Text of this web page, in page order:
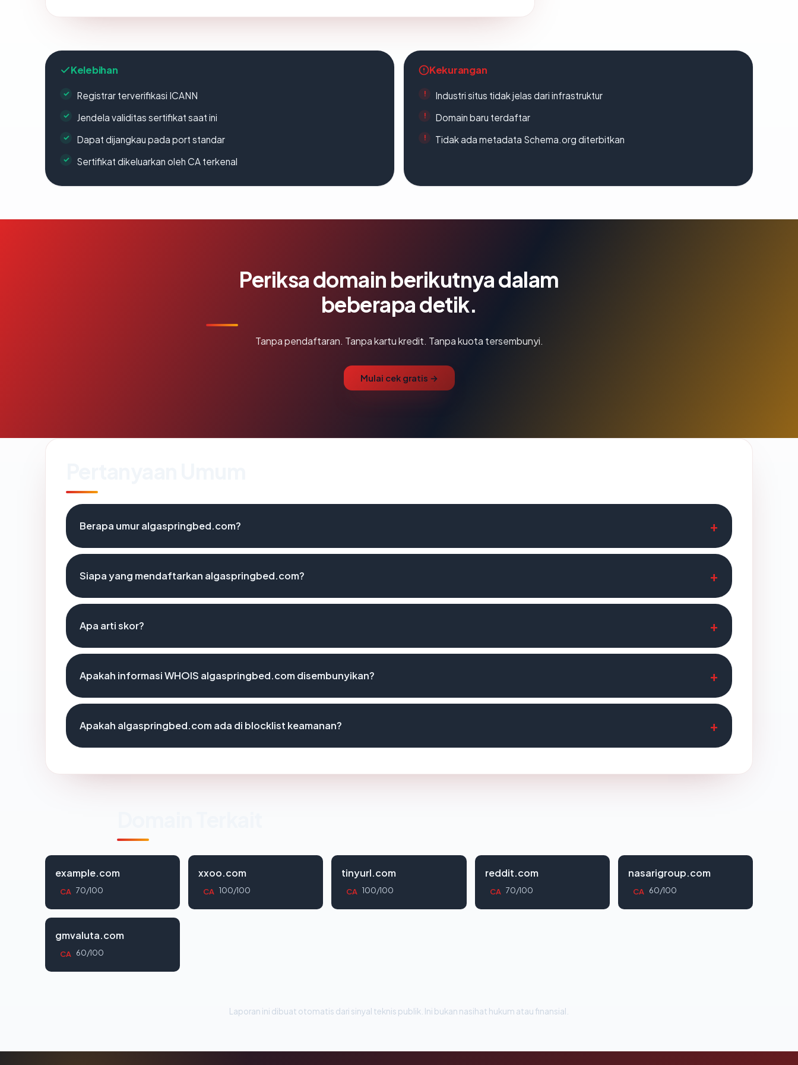
Kelebihan
Registrar terverifikasi ICANN
Jendela validitas sertifikat saat ini
Dapat dijangkau pada port standar
Sertifikat dikeluarkan oleh CA terkenal
Kekurangan
Industri situs tidak jelas dari infrastruktur
Domain baru terdaftar
Tidak ada metadata Schema.org diterbitkan
Periksa domain berikutnya dalam
beberapa detik.
Tanpa pendaftaran. Tanpa kartu kredit. Tanpa kuota tersembunyi.
Mulai cek gratis →
Berapa umur algaspringbed.com?
Siapa yang mendaftarkan algaspringbed.com?
Apa arti skor?
Apakah informasi WHOIS algaspringbed.com disembunyikan?
Apakah algaspringbed.com ada di blocklist keamanan?
example.com
CA 70/100
xxoo.com
CA 100/100
tinyurl.com
CA 100/100
reddit.com
CA 70/100
nasarigroup.com
CA 60/100
gmvaluta.com
CA 60/100
Laporan ini dibuat otomatis dari sinyal teknis publik. Ini bukan nasihat hukum atau finansial.